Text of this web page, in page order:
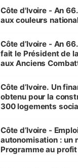
l'Etat de droit pour
vies humaines »
Côte d'Ivoire - An
aux couleurs
Côte d’Ivoire - An
fait le Président de
aux Anciens
Côte d’Ivoire. Un
obtenu pour la
300 logements
et Yamoussoukro
Côte d’Ivoire -
autonomisation : un
Programme au